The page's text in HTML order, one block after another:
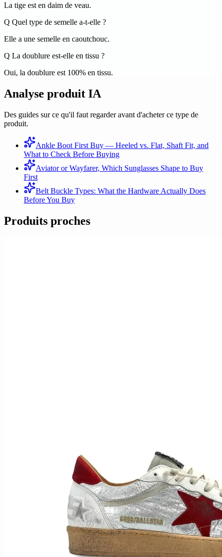
La tige est en daim de veau.
Q Quel type de semelle a-t-elle ?
Elle a une semelle en caoutchouc.
Q La doublure est-elle en tissu ?
Oui, la doublure est 100% en tissu.
Analyse produit IA
Des guides sur ce qu'il faut regarder avant d'acheter ce type de
produit.
Ankle Boot First Buy — Heeled vs. Flat, Shaft Fit, and
What to Check Before Buying
Aviator or Wayfarer, Which Sunglasses Shape to Buy
First
Belt Buckle Types: What the Hardware Actually Does
Before You Buy
Produits proches